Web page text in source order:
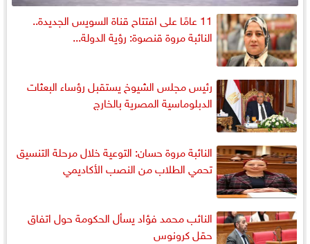
11 عامًا على افتتاح قناة السويس الجديدة..
النائبة مروة قنصوة: رؤية الدولة...
رئيس مجلس الشيوخ يستقبل رؤساء البعثات
الدبلوماسية المصرية بالخارج
النائبة مروة حسان: التوعية خلال مرحلة التنسيق
تحمي الطلاب من النصب الأكاديمي
النائب محمد فؤاد يسأل الحكومة حول اتفاق
حقل كرونوس